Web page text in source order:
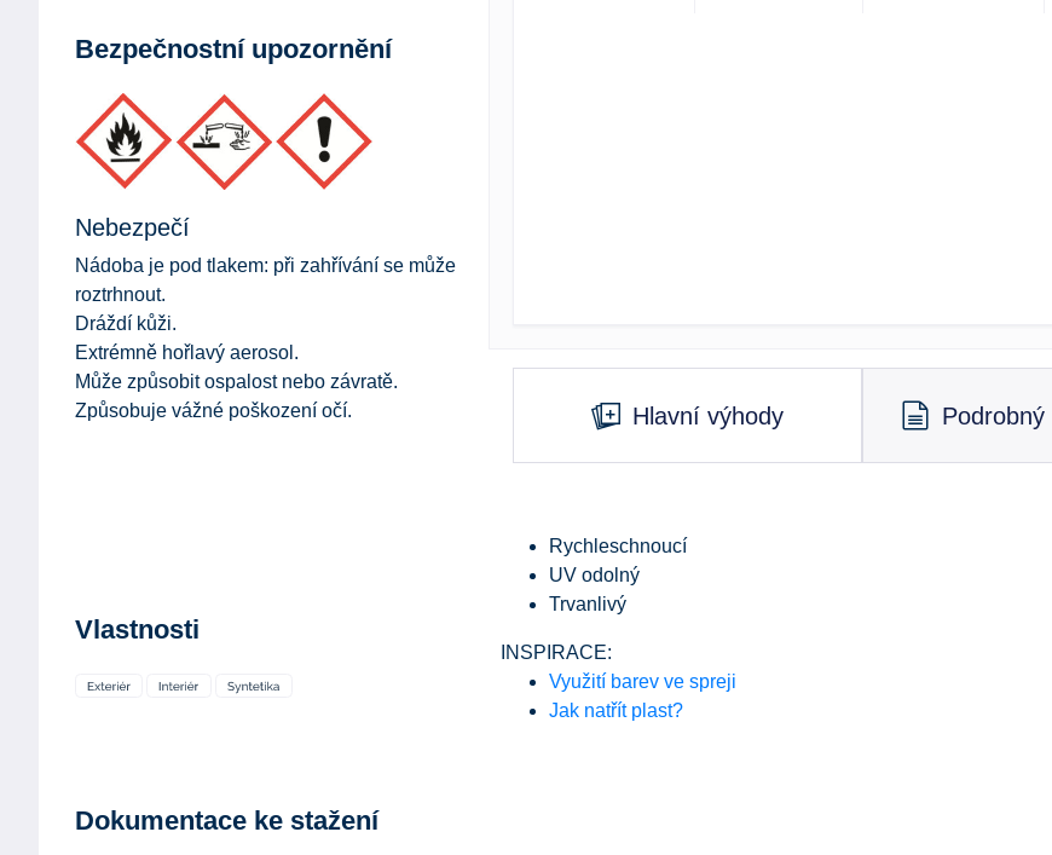
Bezpečnostní upozornění
Nebezpečí
Nádoba je pod tlakem: při zahřívání se může
roztrhnout.
Dráždí kůži.
Extrémně hořlavý aerosol.
Může způsobit ospalost nebo závratě.
Způsobuje vážné poškození očí.
Vlastnosti
Dokumentace ke stažení
Hlavní výhody
Rychleschnoucí
UV odolný
Trvanlivý
INSPIRACE:
Využití barev ve spreji
Jak natřít plast?